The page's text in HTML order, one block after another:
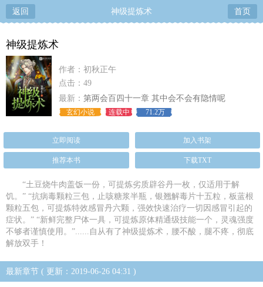
返回 神级提炼术 首页
神级提炼术
作者：初秋正午
点击：49
最新： 第两会百四十一章 其中会不会有隐情呢
玄幻小说 连载中 71.2万
立即阅读 加入书架
推荐本书 下载TXT
“土豆烧牛肉盖饭一份，可提炼劣质辟谷丹一枚，仅适用于解
饥。” “抗病毒颗粒三包，止咳糖浆半瓶，银翘解毒片十五粒，板蓝根
颗粒五包，可提炼特效感冒丹六颗，强效快速治疗一切因感冒引起的
症状。” “新鲜完整尸体一具，可提炼原体精通级技能一个，灵魂强度
不够者谨慎使用。”......自从有了神级提炼术，腰不酸，腿不疼，彻底
解放双手！
最新章节 ( 更新：2019-06-26 04:31 )